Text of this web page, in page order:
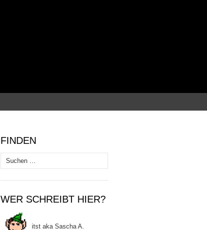
nach:
FINDEN
Suchen
nach:
WER SCHREIBT HIER?
itst aka Sascha A.